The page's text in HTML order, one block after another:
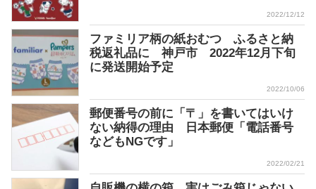
2022/12/12
ファミリア柄の紙おむつ ふるさと納
税返礼品に 神戸市 2022年12月下旬
に発送開始予定
2022/10/06
郵便番号の前に「〒」を書いてはいけ
ない納得の理由 日本郵便「電話番号
などもNGです」
2022/02/21